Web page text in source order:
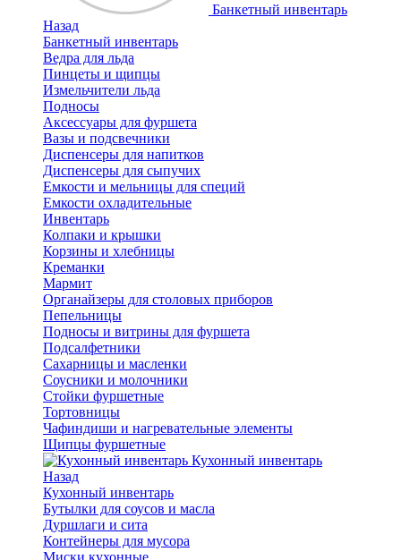
Банкетный инвентарь
Назад
Банкетный инвентарь
Ведра для льда
Пинцеты и щипцы
Измельчители льда
Подносы
Аксессуары для фуршета
Вазы и подсвечники
Диспенсеры для напитков
Диспенсеры для сыпучих
Емкости и мельницы для специй
Емкости охладительные
Инвентарь
Колпаки и крышки
Корзины и хлебницы
Креманки
Мармит
Органайзеры для столовых приборов
Пепельницы
Подносы и витрины для фуршета
Подсалфетники
Сахарницы и масленки
Соусники и молочники
Стойки фуршетные
Тортовницы
Чафиндиши и нагревательные элементы
Щипцы фуршетные
Кухонный инвентарь
Назад
Кухонный инвентарь
Бутылки для соусов и масла
Дуршлаги и сита
Контейнеры для мусора
Миски кухонные